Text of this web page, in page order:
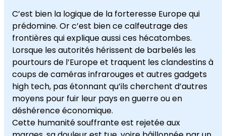
C’est bien la logique de la forteresse Europe qui
prédomine. Or c’est bien ce calfeutrage des
frontières qui explique aussi ces hécatombes.
Lorsque les autorités hérissent de barbelés les
pourtours de l’Europe et traquent les clandestins à
coups de caméras infrarouges et autres gadgets
high tech, pas étonnant qu’ils cherchent d’autres
moyens pour fuir leur pays en guerre ou en
déshérence économique.
Cette humanité souffrante est rejetée aux